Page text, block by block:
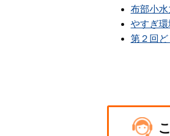
布部小
やすぎ
第２回